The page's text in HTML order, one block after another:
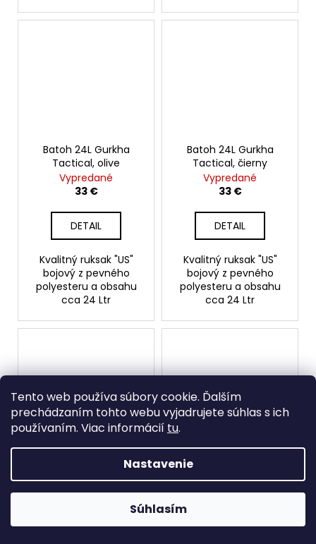
Tento web používa súbory cookie. Ďalším
prechádzaním tohto webu vyjadrujete súhlas s ich
používaním. Viac informácií tu.
Nastavenie
Súhlasím
Batoh 24L Gurkha
Tactical, olive
Vypredané
33 €
DETAIL
Kvalitný ruksak "US"
bojový z pevného
polyesteru a obsahu
cca 24 Ltr
Batoh 24L Gurkha
Tactical, čierny
Vypredané
33 €
DETAIL
Kvalitný ruksak "US"
bojový z pevného
polyesteru a obsahu
cca 24 Ltr
Batoh KOMBAT Viking
Vypredané
Batoh KOMBAT Viking
Skladom